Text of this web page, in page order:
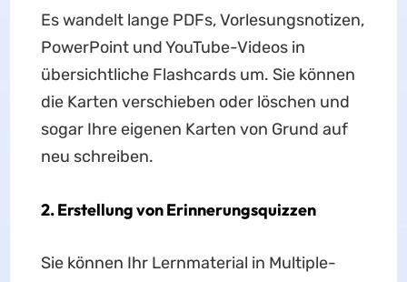
Es wandelt lange PDFs, Vorlesungsnotizen,
PowerPoint und YouTube-Videos in
übersichtliche Flashcards um. Sie können
die Karten verschieben oder löschen und
sogar Ihre eigenen Karten von Grund auf
neu schreiben.
2.Erstellung von Erinnerungsquizzen
Sie können Ihr Lernmaterial in Multiple-